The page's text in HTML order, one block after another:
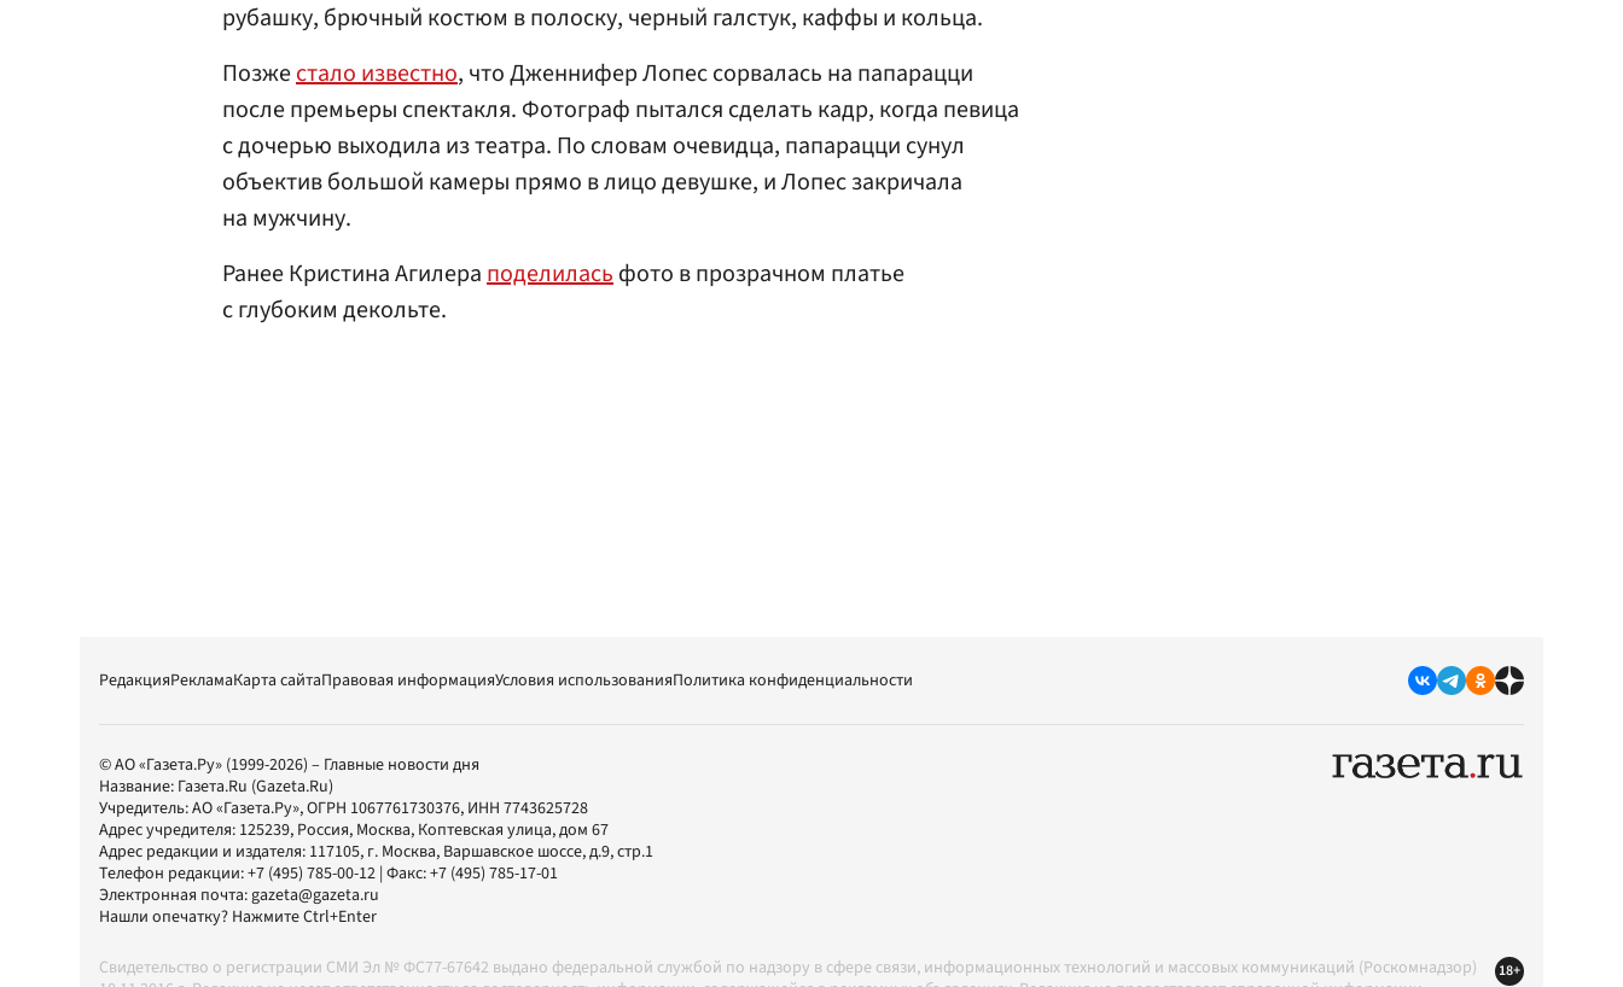
рубашку, брючный костюм в полоску, черный галстук, каффы и кольца.
Позжестало известно, что Дженнифер Лопес сорвалась на папарацци
после премьеры спектакля. Фотограф пытался сделать кадр, когда певица
с дочерью выходила из театра. По словам очевидца, папарацци сунул
объектив большой камеры прямо в лицо девушке, и Лопес закричала
на мужчину.
Ранее Кристина Агилераподелиласьфото в прозрачном платье
с глубоким декольте.
РедакцияРекламаКарта сайтаПравовая информацияУсловия использованияПолитика конфиденциальности
© АО «Газета.Ру» (1999-2026) – Главные новости дня
Название: Газета.Ru (Gazeta.Ru)
Учредитель:АО «Газета.Ру», ОГРН 1067761730376, ИНН 7743625728
Адрес учредителя: 125239, Россия, Москва, Коптевская улица, дом 67
Адрес редакции и издателя: 117105, г. Москва, Варшавское шоссе, д.9, стр.1
Телефон редакции:+7 (495) 785-00-12 | Факс:+7 (495) 785-17-01
Электронная почта:gazeta@gazeta.ru
Нашли опечатку? Нажмите Ctrl+Enter
Свидетельство о регистрации СМИ Эл № ФС77-67642 выдано федеральной службой по надзору в сфере связи, информационных технологий и массовых коммуникаций (Роскомнадзор)
18+